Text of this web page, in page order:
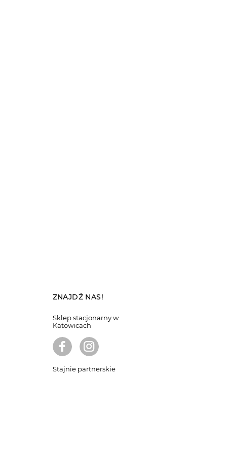
ZNAJDŹ NAS!
Sklep stacjonarny w
Katowicach
Stajnie partnerskie